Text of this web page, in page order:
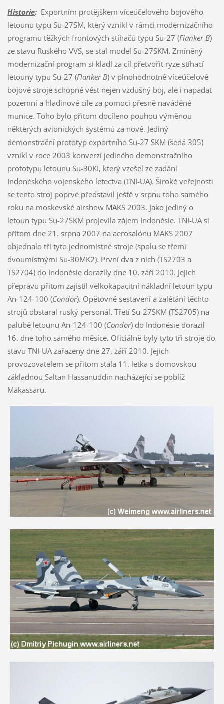
Historie:Exportním protějškem víceúčelového bojového
letounu typu Su-27SM, který vznikl v rámci modernizačního
programu těžkých frontových stíhačů typu Su-27 (Flanker B)
ze stavu Ruského VVS, se stal model Su-27SKM. Zmíněný
modernizační program si kladl za cíl přetvořit ryze stíhací
letouny typu Su-27 (Flanker B) v plnohodnotné víceúčelové
bojové stroje schopné vést nejen vzdušný boj, ale i napadat
pozemní a hladinové cíle za pomoci přesně naváděné
munice. Toho bylo přitom docíleno pouhou výměnou
některých avionických systémů za nové. Jediný
demonstrační prototyp exportního Su-27 SKM (šedá 305)
vznikl v roce 2003 konverzí jediného demonstračního
prototypu letounu Su-30KI, který vzešel ze zadání
Indonéského vojenského letectva (TNI-UA). Široké veřejnosti
se tento stroj poprvé představil ještě v srpnu toho samého
roku na moskevské airshow MAKS 2003. Jako jediný o
letoun typu Su-27SKM projevila zájem Indonésie. TNI-UA si
přitom dne 21. srpna 2007 na aerosalónu MAKS 2007
objednalo tři tyto jednomístné stroje (spolu se třemi
dvoumístnými Su-30MK2). První dva z nich (TS2703 a
TS2704) do Indonésie dorazily dne 10. září 2010. Jejich
přepravu přitom zajistil velkokapacitní nákladní letoun typu
An-124-100 (Condor). Opětovné sestavení a zalétání těchto
strojů obstaral ruský personál. Třetí Su-27SKM (TS2705) na
palubě letounu An-124-100 (Condor) do Indonésie dorazil
16. dne toho samého měsíce. Oficiálně byly tyto tři stroje do
stavu TNI-UA zařazeny dne 27. září 2010. Jejich
provozovatelem se přitom stala 11. letka s domovskou
základnou Saltan Hassanuddin nacházející se poblíž
Makassaru.